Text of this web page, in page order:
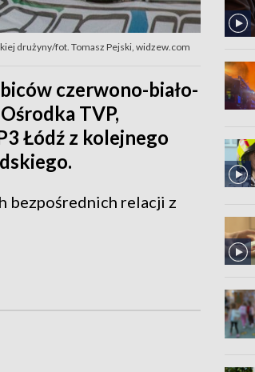
drużyny/fot. Tomasz Pejski, widzew.com
czerwono-biało-
TVP,
Łódź z kolejnego
bezpośrednich relacji z